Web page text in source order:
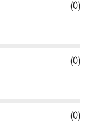
(0)
(0)
(0)